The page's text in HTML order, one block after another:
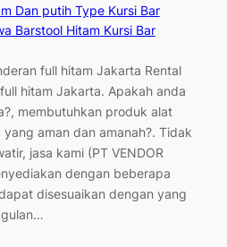
Dan putih Type Kursi Bar
Barstool Hitam Kursi Bar
full hitam Jakarta Rental
hitam Jakarta. Apakah anda
membutuhkan produk alat
aman dan amanah?. Tidak
jasa kami (PT VENDOR
dengan beberapa
disesuaikan dengan yang